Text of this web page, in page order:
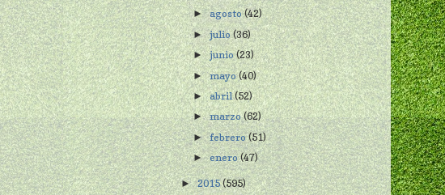
►agosto(42)
►julio(36)
►junio(23)
►mayo(40)
►abril(52)
►marzo(62)
►febrero(51)
►enero(47)
►2015(595)